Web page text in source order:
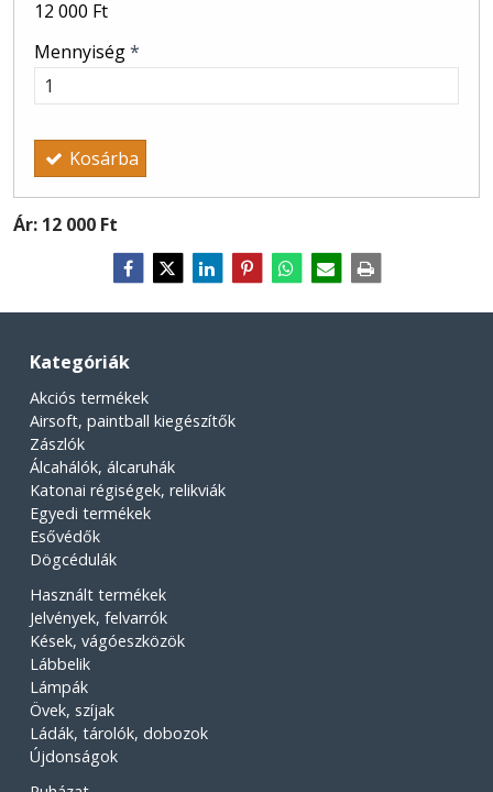
12 000 Ft
Mennyiség*
Kosárba
Ár: 12 000 Ft
Kategóriák
Akciós termékek
Airsoft, paintball kiegészítők
Zászlók
Álcahálók, álcaruhák
Katonai régiségek, relikviák
Egyedi termékek
Esővédők
Dögcédulák
Használt termékek
Jelvények, felvarrók
Kések, vágóeszközök
Lábbelik
Lámpák
Övek, szíjak
Ládák, tárolók, dobozok
Újdonságok